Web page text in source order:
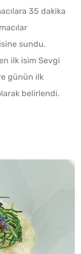
35 dakika
sundu.
ilk isim Sevgi
günün ilk
belirlendi.